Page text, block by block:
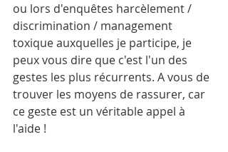
ou lors d'enquêtes harcèlement /
discrimination / management
toxique auxquelles je participe, je
peux vous dire que c'est l'un des
gestes les plus récurrents. A vous de
trouver les moyens de rassurer, car
ce geste est un véritable appel à
l'aide !